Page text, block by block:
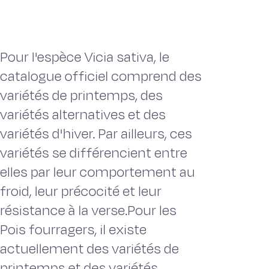
Pour l'espèce Vicia sativa, le
catalogue officiel comprend des
variétés de printemps, des
variétés alternatives et des
variétés d'hiver. Par ailleurs, ces
variétés se différencient entre
elles par leur comportement au
froid, leur précocité et leur
résistance à la verse.Pour les
Pois fourragers, il existe
actuellement des variétés de